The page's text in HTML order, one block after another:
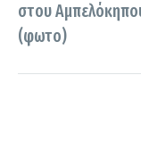
στου
(φωτο)